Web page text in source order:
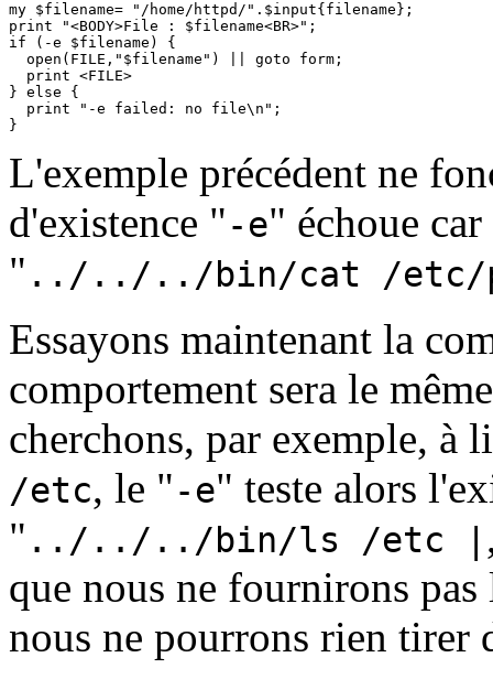
my $filename= "/home/httpd/".$input{filename};
print "<BODY>File : $filename<BR>";
if (-e $filename) {
  open(FILE,"$filename") || goto form;
  print <FILE>
} else {
  print "-e failed: no file\n";
L'exemple précédent ne
d'existence "-e" échoue
" ../../../bin/cat /etc/
Essayons maintenant la
comportement sera le
cherchons, par exemple, à
/etc, le "-e" teste alors
" ../../../bin/ls /etc |
que nous ne fournirons
nous ne pourrons rien tirer